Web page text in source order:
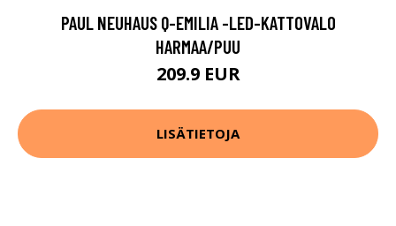
PAUL NEUHAUS Q-EMILIA -LED-KATTOVALO
HARMAA/PUU
209.9 EUR
LISÄTIETOJA